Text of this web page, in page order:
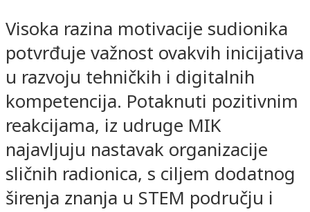
Visoka razina motivacije sudionika
potvrđuje važnost ovakvih inicijativa
u razvoju tehničkih i digitalnih
kompetencija. Potaknuti pozitivnim
reakcijama, iz udruge MIK
najavljuju nastavak organizacije
sličnih radionica, s ciljem dodatnog
širenja znanja u STEM području i